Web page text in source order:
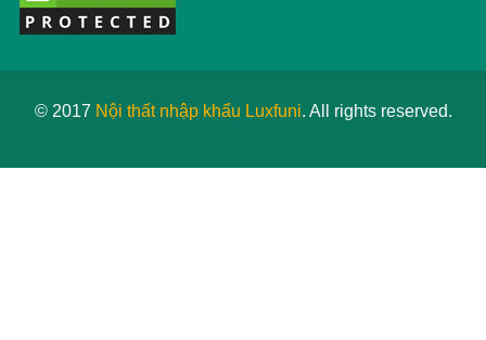
© 2017 Nội thất nhập khẩu Luxfuni. All rights reserved.